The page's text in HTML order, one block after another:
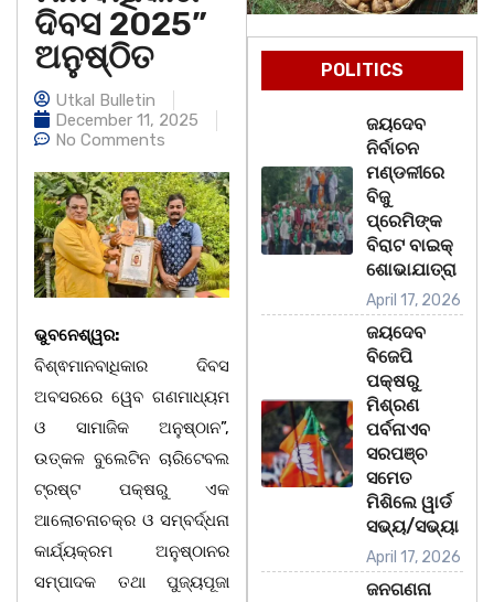
ଦିବସ 2025”
ଅନୁଷ୍ଠିତ
Utkal Bulletin
December 11, 2025
No Comments
ଭୁବନେଶ୍ୱର:
ବିଶ୍ଵମାନବାଧିକାର ଦିବସ
ଅବସରରେ ୱେବ ଗଣମାଧ୍ୟମ
ଓ ସାମାଜିକ ଅନୁଷ୍ଠାନ”,
ଉତ୍କଳ ବୁଲେଟିନ ଚାରିଟେବଲ
ଟ୍ରଷ୍ଟ ପକ୍ଷରୁ ଏକ
ଆଲୋଚନାଚକ୍ର ଓ ସମ୍ବର୍ଦ୍ଧନା
କାର୍ଯ୍ୟକ୍ରମ ଅନୁଷ୍ଠାନର
ସମ୍ପାଦକ ତଥା ପୁଜ୍ୟପୂଜା
POLITICS
ଜୟଦେବ
ନିର୍ବାଚନ
ମଣ୍ଡଳୀରେ
ବିଜୁ
ପ୍ରେମିଙ୍କ
ବିରାଟ ବାଇକ୍
ଶୋଭାଯାତ୍ରା
April 17, 2026
ଜୟଦେବ
ବିଜେପି
ପକ୍ଷରୁ
ମିଶ୍ରଣ
ପର୍ବନାଏବ
ସରପଞ୍ଚ
ସମେତ
ମିଶିଲେ ୱାର୍ଡ
ସଭ୍ୟ/ସଭ୍ୟା
April 17, 2026
ଜନଗଣନା